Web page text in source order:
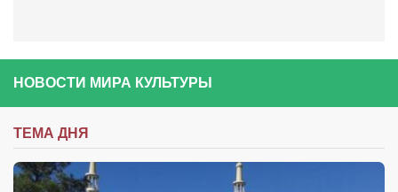
«Книголюб» — супермаркет
Багетный двор
«Павел» — магазин мужской одежды
НОВОСТИ МИРА КУЛЬТУРЫ
ТЕМА ДНЯ